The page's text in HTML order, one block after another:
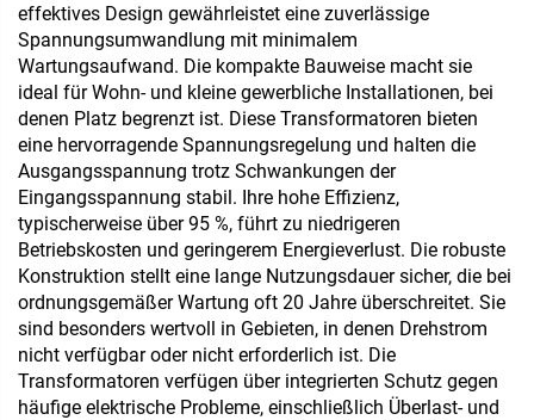
effektives Design gewährleistet eine zuverlässige
Spannungsumwandlung mit minimalem
Wartungsaufwand. Die kompakte Bauweise macht sie
ideal für Wohn- und kleine gewerbliche Installationen, bei
denen Platz begrenzt ist. Diese Transformatoren bieten
eine hervorragende Spannungsregelung und halten die
Ausgangsspannung trotz Schwankungen der
Eingangsspannung stabil. Ihre hohe Effizienz,
typischerweise über 95 %, führt zu niedrigeren
Betriebskosten und geringerem Energieverlust. Die robuste
Konstruktion stellt eine lange Nutzungsdauer sicher, die bei
ordnungsgemäßer Wartung oft 20 Jahre überschreitet. Sie
sind besonders wertvoll in Gebieten, in denen Drehstrom
nicht verfügbar oder nicht erforderlich ist. Die
Transformatoren verfügen über integrierten Schutz gegen
häufige elektrische Probleme, einschließlich Überlast- und